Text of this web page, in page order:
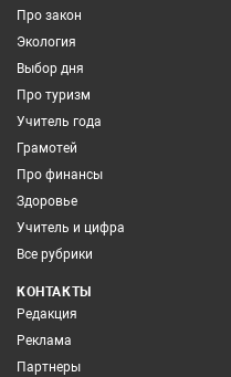
Про закон
Экология
Выбор дня
Про туризм
Учитель года
Грамотей
Про финансы
Здоровье
Учитель и цифра
Все рубрики
КОНТАКТЫ
Редакция
Реклама
Партнеры